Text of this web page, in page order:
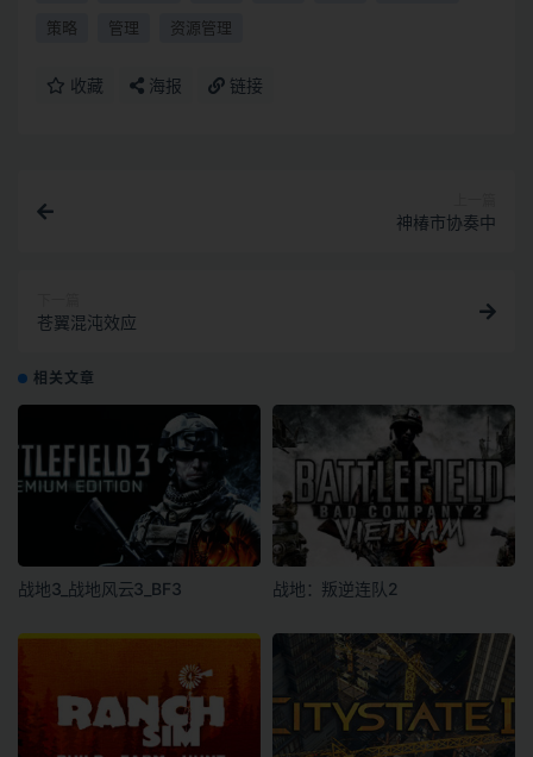
策略 管理 资源管理
收藏 海报 链接
神椿市协奏中
苍翼混沌效应
相关文章
战地3_战地风云3_BF3 战地：叛逆连队2